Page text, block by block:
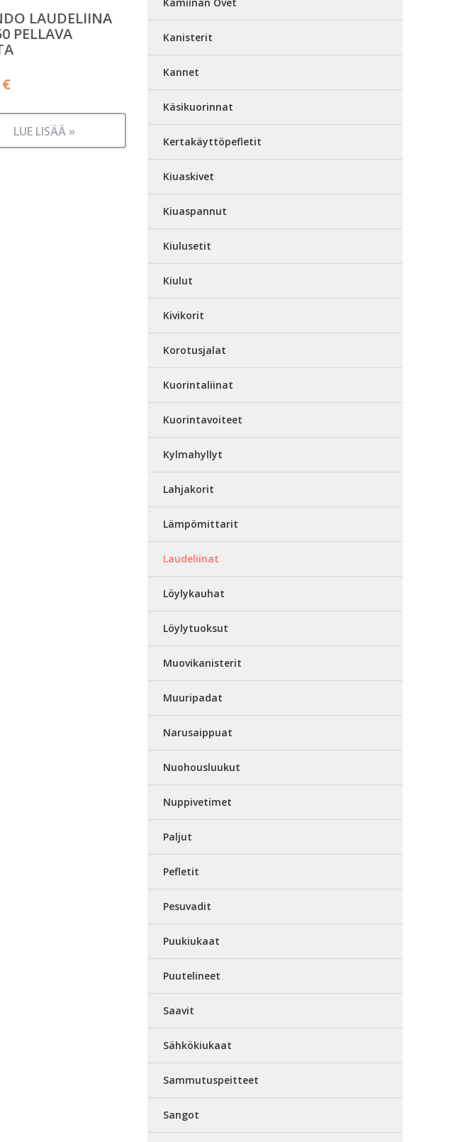
LAUDELIINA
PELLAVA
€
LUE LISÄÄ »
Kanisterit
Kannet
Käsikuorinnat
Kertakäyttöpefletit
Kiuaskivet
Kiuaspannut
Kiulusetit
Kiulut
Kivikorit
Korotusjalat
Kuorintaliinat
Kuorintavoiteet
Kylmahyllyt
Lahjakorit
Lämpömittarit
Laudeliinat
Löylykauhat
Löylytuoksut
Muovikanisterit
Muuripadat
Narusaippuat
Nuohousluukut
Nuppivetimet
Paljut
Pefletit
Pesuvadit
Puukiukaat
Puutelineet
Saavit
Sähkökiukaat
Sammutuspeitteet
Sangot